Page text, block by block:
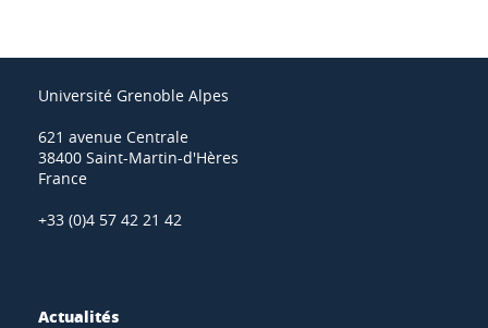
Université Grenoble Alpes
621 avenue Centrale
38400 Saint-Martin-d'Hères
France
+33 (0)4 57 42 21 42
Actualités